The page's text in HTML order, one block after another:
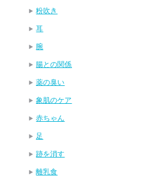
粉吹き
耳
腕
腸との関係
薬の臭い
象肌のケア
赤ちゃん
足
跡を消す
離乳食